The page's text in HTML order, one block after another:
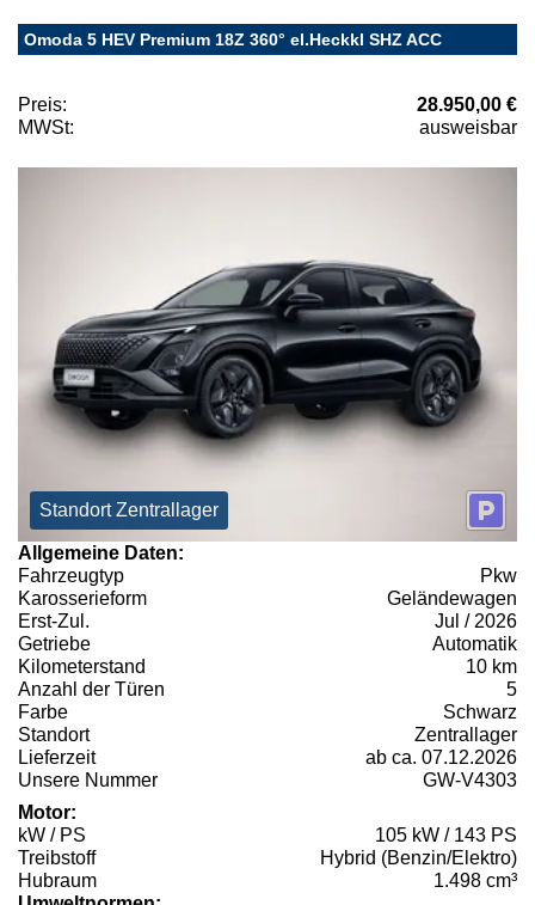
Omoda 5 HEV Premium 18Z 360° el.Heckkl SHZ ACC
Preis:
28.950,00 €
MWSt:
ausweisbar
Standort Zentrallager
Allgemeine Daten:
Fahrzeugtyp
Pkw
Karosserieform
Geländewagen
Erst-Zul.
Jul / 2026
Getriebe
Automatik
Kilometerstand
10 km
Anzahl der Türen
5
Farbe
Schwarz
Standort
Zentrallager
Lieferzeit
ab ca. 07.12.2026
Unsere Nummer
GW-V4303
Motor:
kW / PS
105 kW / 143 PS
Treibstoff
Hybrid (Benzin/Elektro)
Hubraum
1.498 cm³